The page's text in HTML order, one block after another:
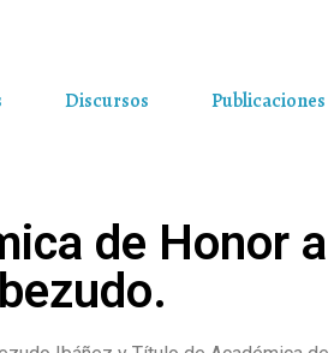
Discursos Publicaciones
de Honor